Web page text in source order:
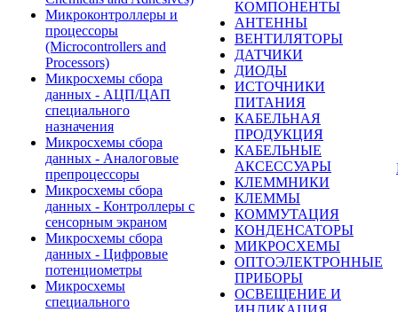
Микроконтроллеры и
процессоры
(Microcontrollers and
Processors)
Микросхемы сбора
данных - АЦП/ЦАП
специального
назначения
Микросхемы сбора
данных - Аналоговые
препроцессоры
Микросхемы сбора
данных - Контроллеры с
сенсорным экраном
Микросхемы сбора
данных - Цифровые
потенциометры
Микросхемы
специального
КОМПОНЕНТЫ
АНТЕННЫ
ВЕНТИЛЯТОРЫ
ДАТЧИКИ
ДИОДЫ
ИСТОЧНИКИ
ПИТАНИЯ
КАБЕЛЬНАЯ
ПРОДУКЦИЯ
КАБЕЛЬНЫЕ
АКСЕССУАРЫ
КЛЕММНИКИ
КЛЕММЫ
КОММУТАЦИЯ
КОНДЕНСАТОРЫ
МИКРОСХЕМЫ
ОПТОЭЛЕКТРОННЫЕ
ПРИБОРЫ
ОСВЕЩЕНИЕ И